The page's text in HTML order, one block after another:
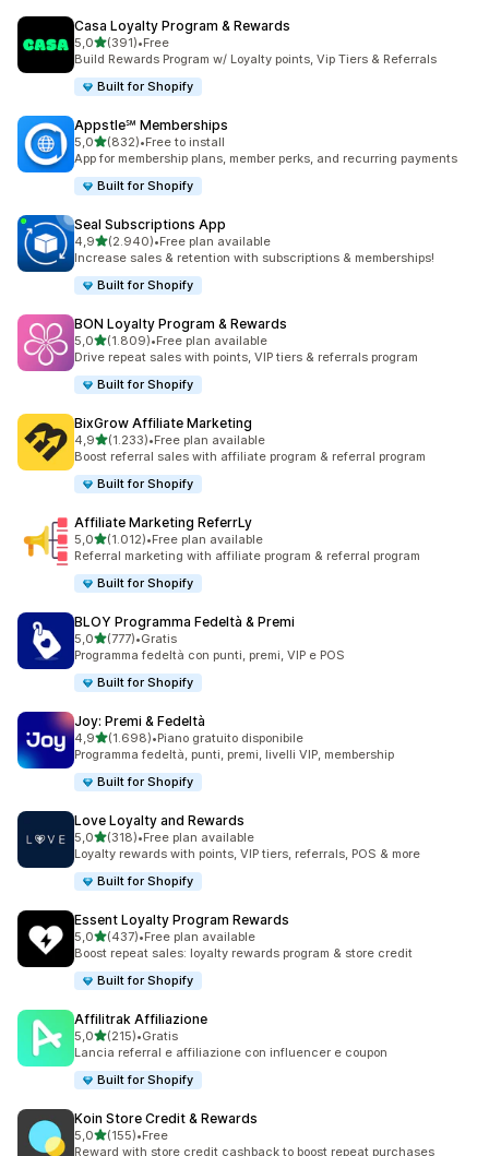
Casa Loyalty Program & Rewards
5,0stelle su 5
(391)
391 recensioni totali
•Free
Build Rewards Program w/ Loyalty points, Vip Tiers & Referrals
Built for Shopify
Appstle℠ Memberships
5,0stelle su 5
(832)
832 recensioni totali
•Free to install
App for membership plans, member perks, and recurring payments
Built for Shopify
Seal Subscriptions App
4,9stelle su 5
(2.940)
2940 recensioni totali
•Free plan available
Increase sales & retention with subscriptions & memberships!
Built for Shopify
BON Loyalty Program & Rewards
5,0stelle su 5
(1.809)
1809 recensioni totali
•Free plan available
Drive repeat sales with points, VIP tiers & referrals program
Built for Shopify
BixGrow Affiliate Marketing
4,9stelle su 5
(1.233)
1233 recensioni totali
•Free plan available
Boost referral sales with affiliate program & referral program
Built for Shopify
Affiliate Marketing ReferrLy
5,0stelle su 5
(1.012)
1012 recensioni totali
•Free plan available
Referral marketing with affiliate program & referral program
Built for Shopify
BLOY Programma Fedeltà & Premi
5,0stelle su 5
(777)
777 recensioni totali
•Gratis
Programma fedeltà con punti, premi, VIP e POS
Built for Shopify
Joy: Premi & Fedeltà
4,9stelle su 5
(1.698)
1698 recensioni totali
•Piano gratuito disponibile
Programma fedeltà, punti, premi, livelli VIP, membership
Built for Shopify
Love Loyalty and Rewards
5,0stelle su 5
(318)
318 recensioni totali
•Free plan available
Loyalty rewards with points, VIP tiers, referrals, POS & more
Built for Shopify
Essent Loyalty Program Rewards
5,0stelle su 5
(437)
437 recensioni totali
•Free plan available
Boost repeat sales: loyalty rewards program & store credit
Built for Shopify
Affilitrak Affiliazione
5,0stelle su 5
(215)
215 recensioni totali
•Gratis
Lancia referral e affiliazione con influencer e coupon
Built for Shopify
Koin Store Credit & Rewards
5,0stelle su 5
(155)
155 recensioni totali
•Free
Reward with store credit cashback to boost repeat purchases